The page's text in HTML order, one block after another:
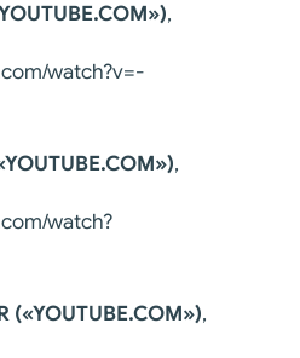
,
watch?v=-
,
watch?
(«YOUTUBE.COM»),